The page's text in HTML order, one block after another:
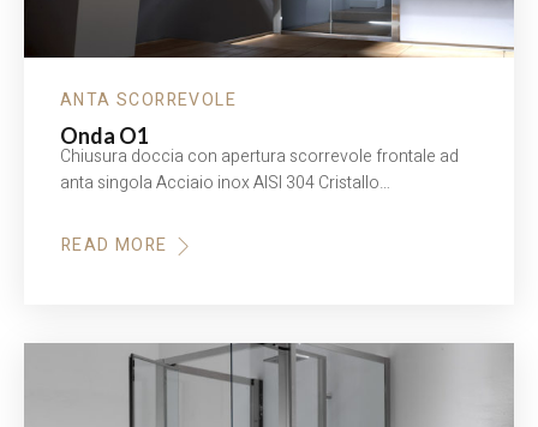
ANTA SCORREVOLE
Onda O1
Chiusura doccia con apertura scorrevole frontale ad
anta singola Acciaio inox AISI 304 Cristallo…
READ MORE